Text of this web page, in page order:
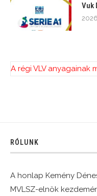
Vuk
A régi VLV anyagainak
RÓLUNK
A honlap Kemény
MVLSZ-elnök